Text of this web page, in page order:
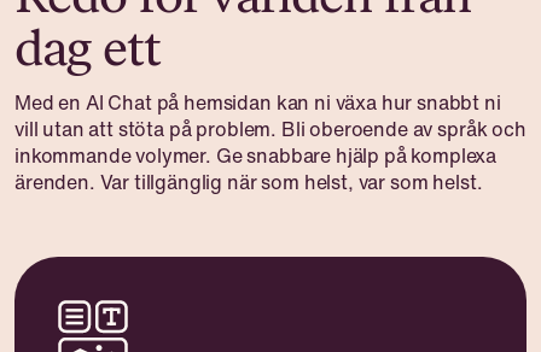
dag ett
Med en AI Chat på hemsidan kan ni växa hur snabbt ni
vill utan att stöta på problem. Bli oberoende av språk och
inkommande volymer. Ge snabbare hjälp på komplexa
ärenden. Var tillgänglig när som helst, var som helst.